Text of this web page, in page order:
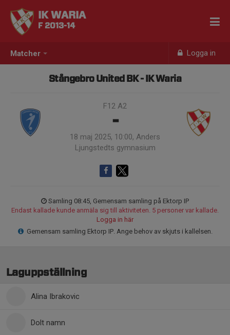
Matcher Logga in
IK WARIA
F 2013-14
Stångebro United BK - IK Waria
F12 A2
-
18 maj 2025, 10:00, Anders
Ljungstedts gymnasium
Samling 08:45, Gemensam samling på Ektorp IP
Endast kallade kunde anmäla sig till aktiviteten. 5 personer var kallade.
Logga in här
Gemensam samling Ektorp IP. Ange behov av skjuts i kallelsen.
Laguppställning
Alina Ibrakovic
Dolt namn